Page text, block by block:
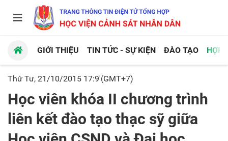
GIỚI THIỆU TIN TỨC - SỰ KIỆN ĐÀO TẠO HỢP
Thứ Tư, 21/10/2015 17:9'(GMT+7)
Học viên khóa II chương trình
liên kết đào tạo thạc sỹ giữa